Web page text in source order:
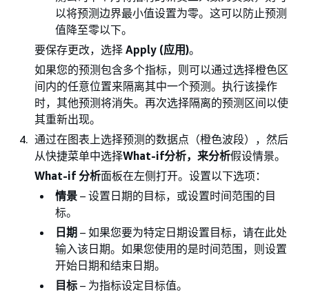
以将预测边界最小值设置为零。这可以防止预测
值降至零以下。
要保存更改，选择 Apply (应用)。
如果您的预测包含多个指标，则可以通过选择橙色区
间内的任意位置来隔离其中一个预测。执行该操作
时，其他预测将消失。再次选择隔离的预测区间以使
其重新出现。
通过在图表上选择预测的数据点（橙色波段），然后
从快捷菜单中选择What-if分析，来分析假设情景。
What-if 分析面板在左侧打开。设置以下选项：
情景 – 设置日期的目标，或设置时间范围的目
标。
日期 – 如果您要为特定日期设置目标，请在此处
输入该日期。如果您使用的是时间范围，则设置
开始日期和结束日期。
目标 – 为指标设定目标值。